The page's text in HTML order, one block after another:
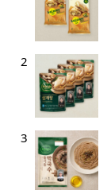
담기
담기
2
3